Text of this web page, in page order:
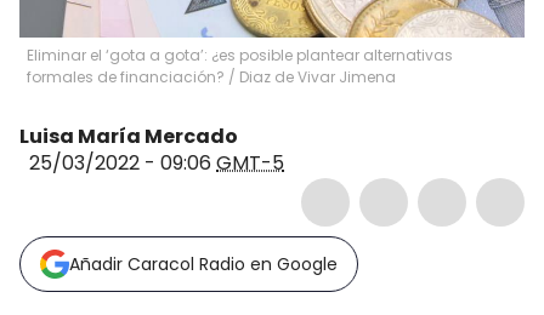
Eliminar el ‘gota a gota’: ¿es posible plantear alternativas
formales de financiación? / Diaz de Vivar Jimena
Luisa María Mercado
25/03/2022 - 09:06 GMT-5
Añadir Caracol Radio en Google